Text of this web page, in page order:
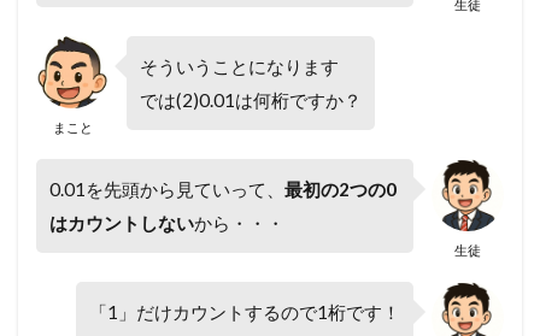
生徒
まこと
そういうことになります
では(2)0.01は何桁ですか？
生徒
0.01を先頭から見ていって、 最初の2つの0
はカウントしないから・・・
「1」だけカウントするので1桁です！